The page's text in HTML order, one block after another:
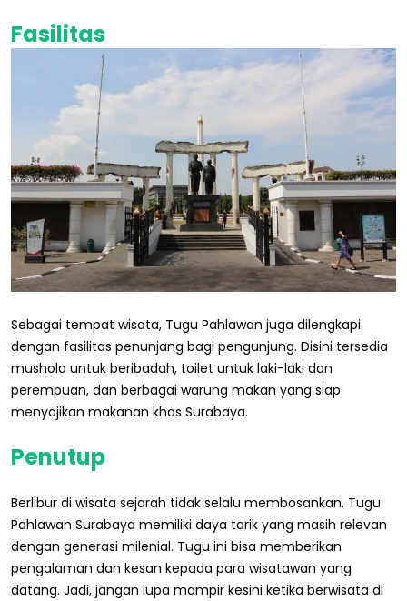
Fasilitas
Sebagai tempat wisata, Tugu Pahlawan juga dilengkapi
dengan fasilitas penunjang bagi pengunjung. Disini tersedia
mushola untuk beribadah, toilet untuk laki-laki dan
perempuan, dan berbagai warung makan yang siap
menyajikan makanan khas Surabaya.
Penutup
Berlibur di wisata sejarah tidak selalu membosankan. Tugu
Pahlawan Surabaya memiliki daya tarik yang masih relevan
dengan generasi milenial. Tugu ini bisa memberikan
pengalaman dan kesan kepada para wisatawan yang
datang. Jadi, jangan lupa mampir kesini ketika berwisata di